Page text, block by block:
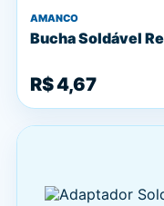
AMANCO
Bucha Soldável
R$ 4,67